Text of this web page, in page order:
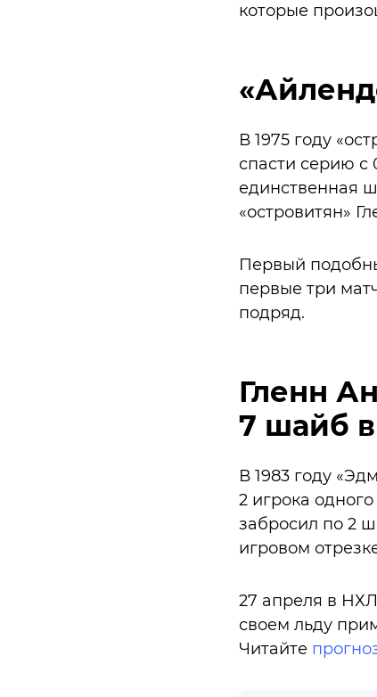
которые
В 1975 году
спасти серию с
единственная
«островитян»
Первый
первые три
подряд.
Гленн
7 шайб
В 1983 году
2 игрока
забросил по 2
игровом
27 апреля в
своем льду
Читайте